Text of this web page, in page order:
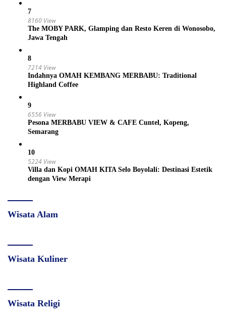
7
8160 View
The MOBY PARK, Glamping dan Resto Keren di Wonosobo,
Jawa Tengah
8
7214 View
Indahnya OMAH KEMBANG MERBABU: Traditional
Highland Coffee
9
6556 View
Pesona MERBABU VIEW & CAFE Cuntel, Kopeng,
Semarang
10
5224 View
Villa dan Kopi OMAH KITA Selo Boyolali: Destinasi Estetik
dengan View Merapi
Wisata Alam
Wisata Kuliner
Wisata Religi